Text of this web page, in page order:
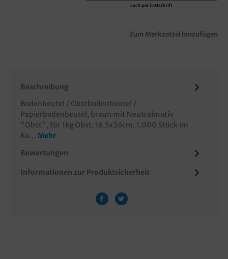
Zum Merkzettel hinzufügen
Beschreibung
Bodenbeutel / Obstbodenbeutel /
Papierbodenbeutel, braun mit Neutralmotiv
"Obst", für 1kg Obst, 16,5x26cm, 1.000 Stück im
Ka… Mehr
Bewertungen
Informationen zur Produktsicherheit